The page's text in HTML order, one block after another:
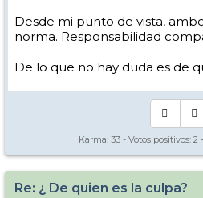
Desde mi punto de vista,
norma. Responsabilidad
De lo que no hay duda es de
Karma: 33 - Votos positivos: 2
Re: ¿ De quien es la culpa?